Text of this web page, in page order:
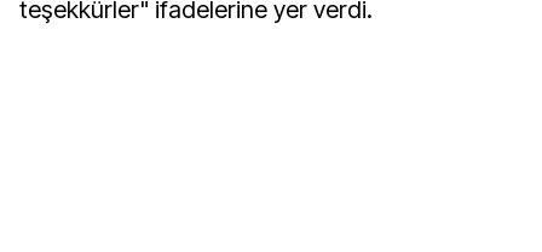
teşekkürler" ifadelerine yer verdi.